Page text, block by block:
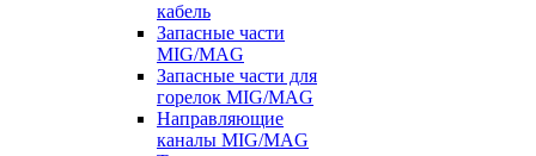
кабель
Запасные части
MIG/MAG
Запасные части для
горелок MIG/MAG
Направляющие
каналы MIG/MAG